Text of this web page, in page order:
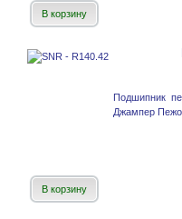
В корзину
Подшипник
Джампер
В корзину